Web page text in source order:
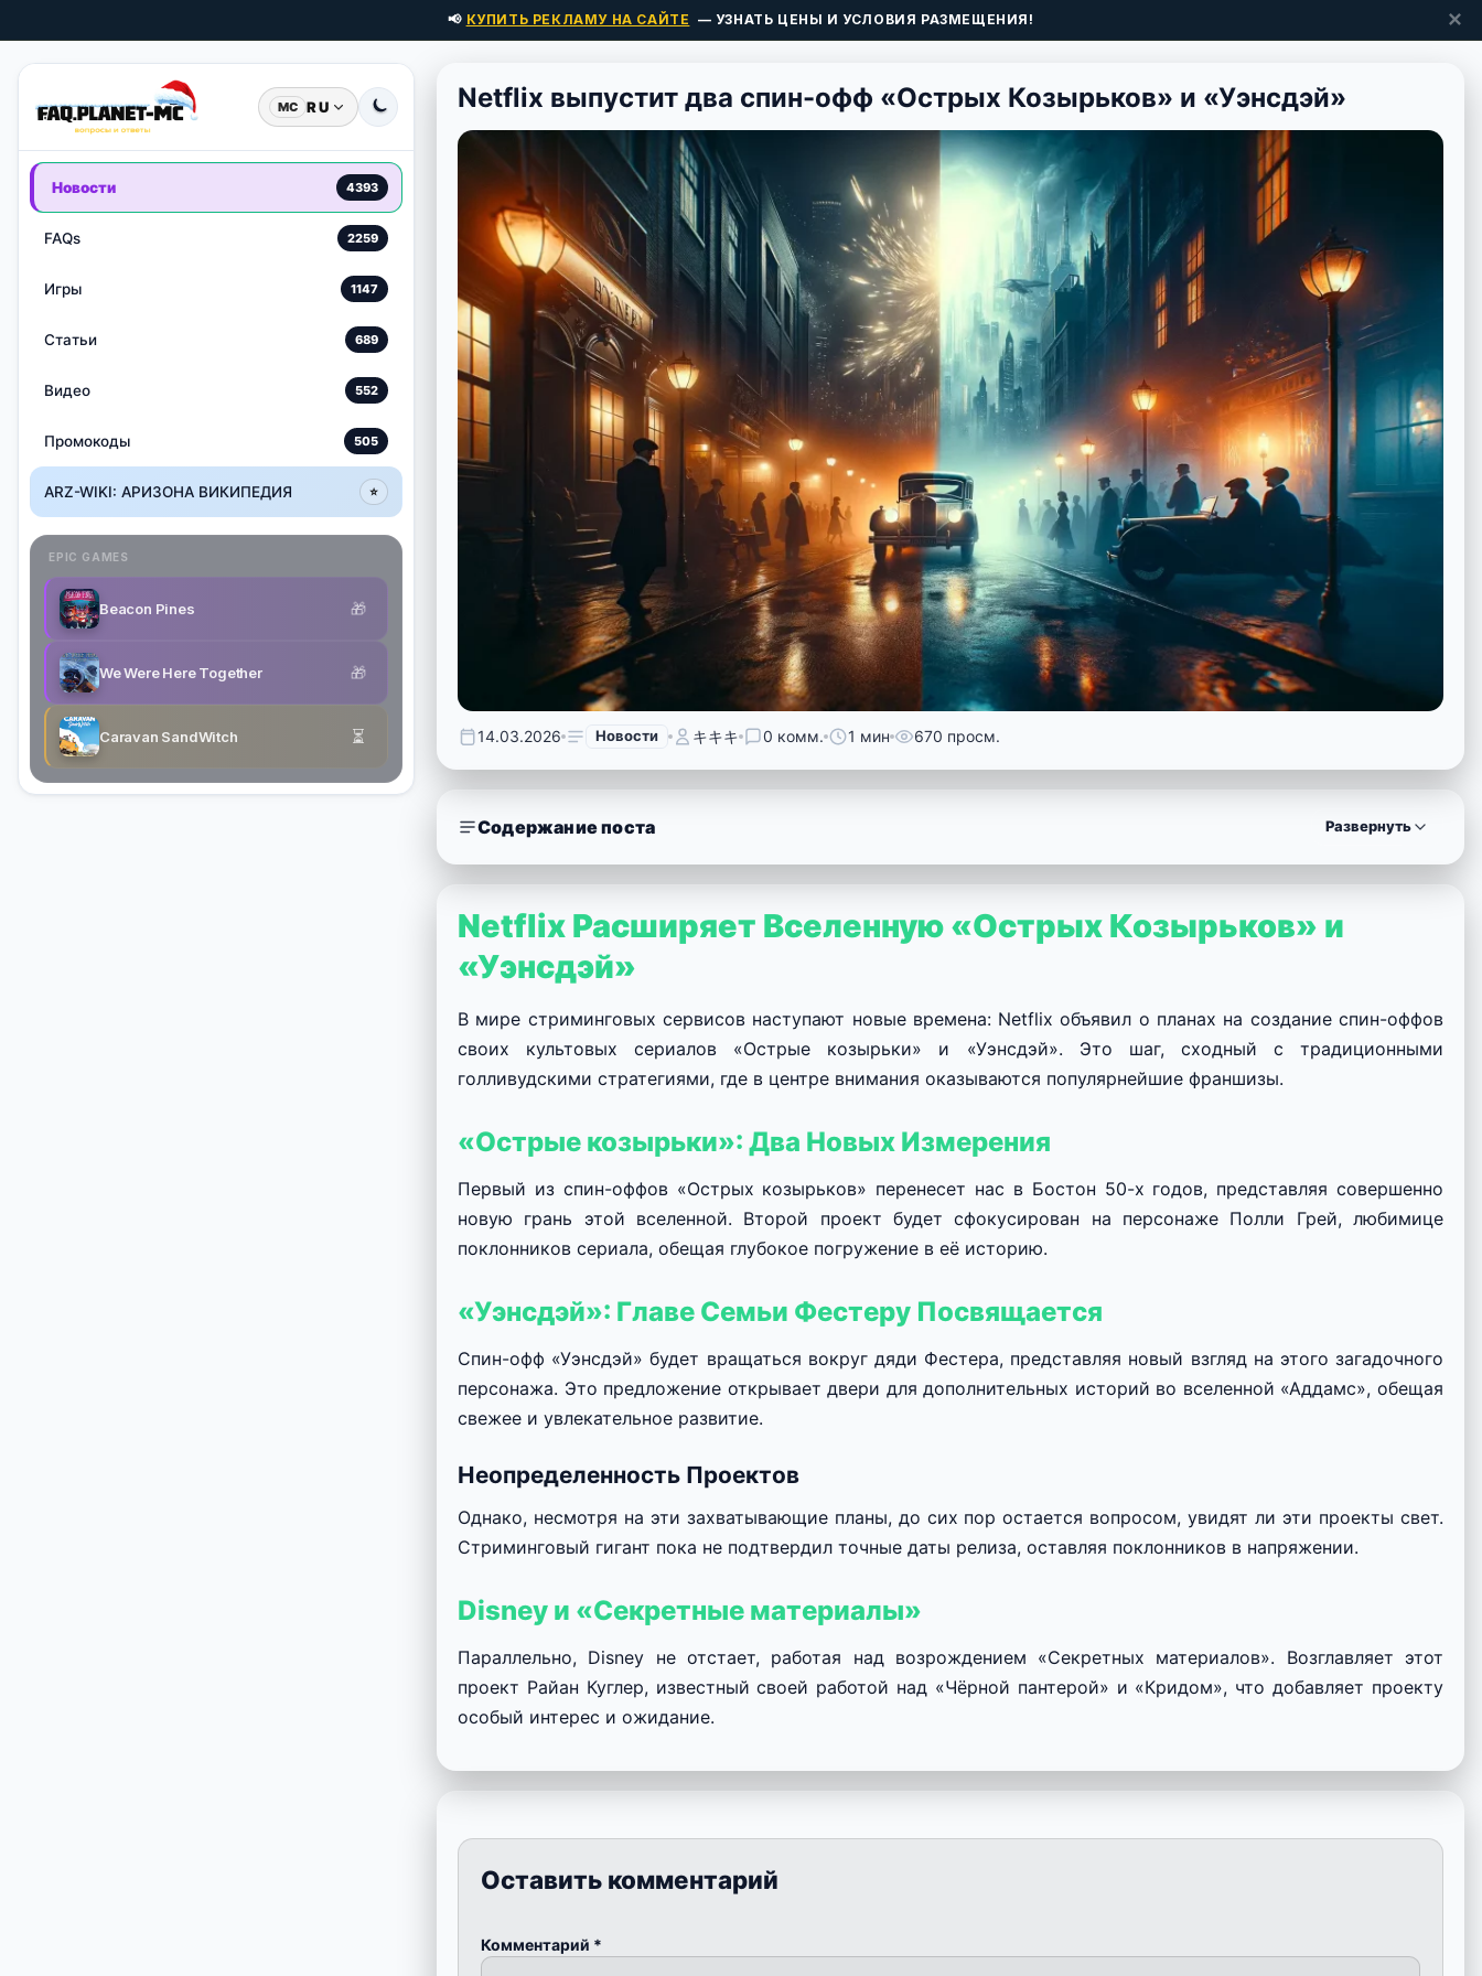
📢 КУПИТЬ РЕКЛАМУ НА САЙТЕ — УЗНАТЬ ЦЕНЫ И УСЛОВИЯ РАЗМЕЩЕНИЯ! ✕
MC RU
Новости 4393
FAQs 2259
Игры 1147
Статьи 689
Видео 552
Промокоды 505
ARZ-WIKI: АРИЗОНА ВИКИПЕДИЯ ⭐
EPIC GAMES
Beacon Pines 🎁
We Were Here Together 🎁
Caravan SandWitch ⏳
Netflix выпустит два спин-офф «Острых Козырьков» и «Уэнсдэй»
14.03.2026 Новости キキキ 0 комм. 1 мин 670 просм.
Содержание поста Развернуть
Netflix Расширяет Вселенную «Острых Козырьков» и
«Уэнсдэй»
В мире стриминговых сервисов наступают новые времена: Netflix объявил о планах на создание спин-оффов
своих культовых сериалов «Острые козырьки» и «Уэнсдэй». Это шаг, сходный с традиционными
голливудскими стратегиями, где в центре внимания оказываются популярнейшие франшизы.
«Острые козырьки»: Два Новых Измерения
Первый из спин-оффов «Острых козырьков» перенесет нас в Бостон 50-х годов, представляя совершенно
новую грань этой вселенной. Второй проект будет сфокусирован на персонаже Полли Грей, любимице
поклонников сериала, обещая глубокое погружение в её историю.
«Уэнсдэй»: Главе Семьи Фестеру Посвящается
Спин-офф «Уэнсдэй» будет вращаться вокруг дяди Фестера, представляя новый взгляд на этого загадочного
персонажа. Это предложение открывает двери для дополнительных историй во вселенной «Аддамс», обещая
свежее и увлекательное развитие.
Неопределенность Проектов
Однако, несмотря на эти захватывающие планы, до сих пор остается вопросом, увидят ли эти проекты свет.
Стриминговый гигант пока не подтвердил точные даты релиза, оставляя поклонников в напряжении.
Disney и «Секретные материалы»
Параллельно, Disney не отстает, работая над возрождением «Секретных материалов». Возглавляет этот
проект Райан Куглер, известный своей работой над «Чёрной пантерой» и «Кридом», что добавляет проекту
особый интерес и ожидание.
Оставить комментарий
Комментарий *